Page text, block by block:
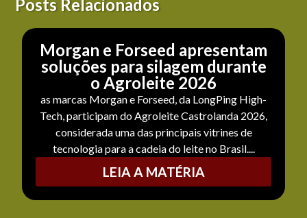
Posts Relacionados
Morgan e Forseed apresentam
soluções para silagem durante
o Agroleite 2026
as marcas Morgan e Forseed, da LongPing High-
Tech, participam do Agroleite Castrolanda 2026,
considerada uma das principais vitrines de
tecnologia para a cadeia do leite no Brasil....
LEIA A MATÉRIA